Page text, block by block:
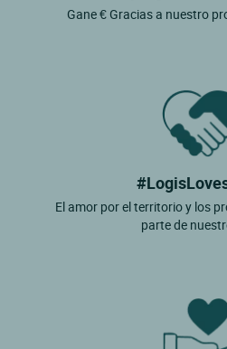
Gane € Gracias a nuestro
El amor por el territorio y los
parte de